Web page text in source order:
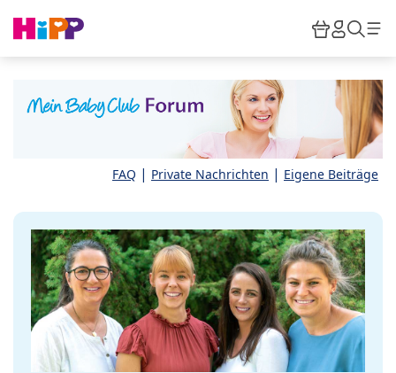
HiPP
FAQ | Private Nachrichten | Eigene Beiträge